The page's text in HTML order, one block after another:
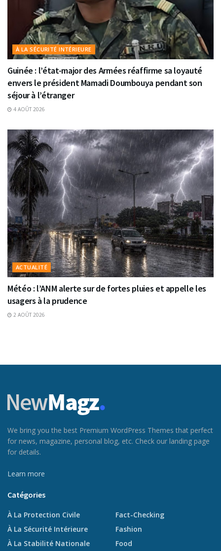
À LA SÉCURITÉ INTÉRIEURE
Guinée : l’état-major des Armées réaffirme sa loyauté
envers le président Mamadi Doumbouya pendant son
séjour à l’étranger
4 AOÛT 2026
ACTUALITÉ
Météo : l’ANM alerte sur de fortes pluies et appelle les
usagers à la prudence
2 AOÛT 2026
We bring you the best Premium WordPress Themes that perfect
for news, magazine, personal blog, etc. Check our landing page
for details.
Learn more
Catégories
À La Protection Civile
À La Sécurité Intérieure
À La Stabilité Nationale
Fact-Checking
Fashion
Food